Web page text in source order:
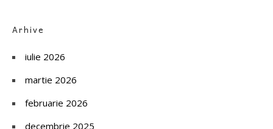
Arhive
iulie 2026
martie 2026
februarie 2026
decembrie 2025